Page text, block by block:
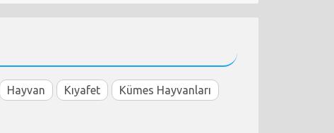
Hayvan Kıyafet
Kümes Hayvanları